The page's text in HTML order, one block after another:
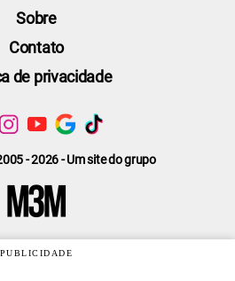
- 2026 - Um site do grupo
Sobre
Contato
de privacidade
PUBLICIDADE